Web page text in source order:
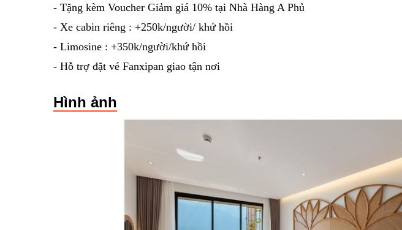
- Tặng kèm Voucher Giảm giá 10% tại Nhà Hàng A Phủ
- Xe cabin riêng : +250k/người/ khứ hồi
- Limosine : +350k/người/khứ hồi
- Hỗ trợ đặt vé Fanxipan giao tận nơi
Hình ảnh